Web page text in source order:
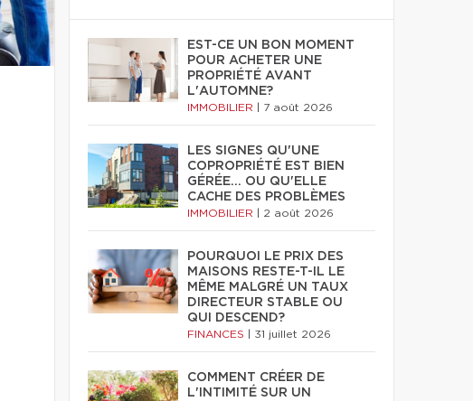
EST-CE UN BON MOMENT
POUR ACHETER UNE
PROPRIÉTÉ AVANT
L'AUTOMNE?
IMMOBILIER 7 août 2026
LES SIGNES QU'UNE
COPROPRIÉTÉ EST BIEN
GÉRÉE… OU QU'ELLE
CACHE DES PROBLÈMES
IMMOBILIER 2 août 2026
POURQUOI LE PRIX DES
MAISONS RESTE-T-IL LE
MÊME MALGRÉ UN TAUX
DIRECTEUR STABLE OU
QUI DESCEND?
FINANCES 31 juillet 2026
COMMENT CRÉER DE
L'INTIMITÉ SUR UN